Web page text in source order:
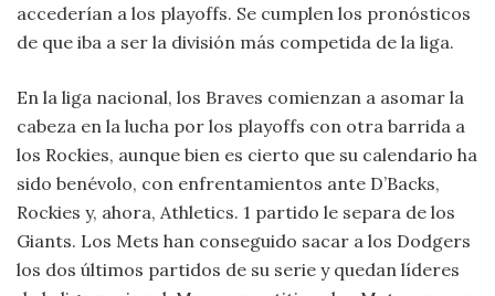
accederían a los playoffs. Se cumplen los pronósticos
de que iba a ser la división más competida de la liga.
En la liga nacional, los Braves comienzan a asomar la
cabeza en la lucha por los playoffs con otra barrida a
los Rockies, aunque bien es cierto que su calendario ha
sido benévolo, con enfrentamientos ante D’Backs,
Rockies y, ahora, Athletics. 1 partido le separa de los
Giants. Los Mets han conseguido sacar a los Dodgers
los dos últimos partidos de su serie y quedan líderes